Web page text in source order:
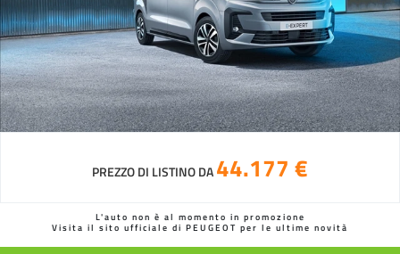
PREZZO DI LISTINO DA44.177 €
L'auto non è al momento in promozione
Visita il sito ufficiale di PEUGEOT per le ultime novità